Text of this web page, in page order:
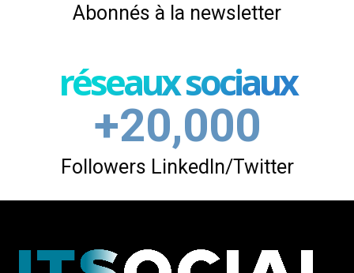
Abonnés à la newsletter
réseaux sociaux
+20,000
Followers LinkedIn/Twitter